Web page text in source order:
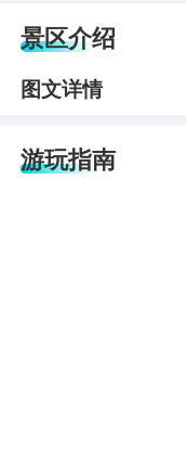
景区介绍
图文详情
游玩指南